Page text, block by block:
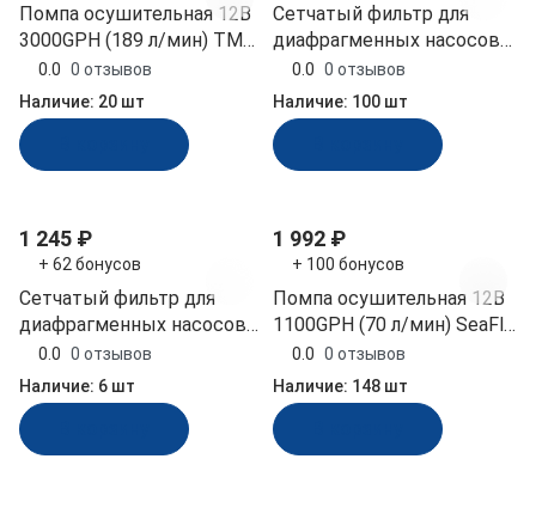
Помпа осушительная 12В
3000GPH (189 л/мин) TMC
(06604, 10014904)
0.0 0 отзывов
Наличие: 20 шт
Сетчатый фильтр для
диафрагменных насосов
SeaFlo 1/2"‑14 FNPT
(51S01)
0.0 0 отзывов
Наличие: 100 шт
1 245 ₽
+ 62 бонусов
Сетчатый фильтр для
диафрагменных насосов
SeaFlo быстроразъёмный
(41S03)
0.0 0 отзывов
Наличие: 6 шт
1 992 ₽
+ 100 бонусов
Помпа осушительная 12В
1100GPH (70 л/мин) SeaFlo
(SFBP1-G1100-01,
10264004)
0.0 0 отзывов
Наличие: 148 шт